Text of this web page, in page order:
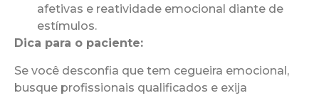
afetivas e reatividade emocional diante de
estímulos.
Dica para o paciente:
Se você desconfia que tem cegueira emocional,
busque profissionais qualificados e exija